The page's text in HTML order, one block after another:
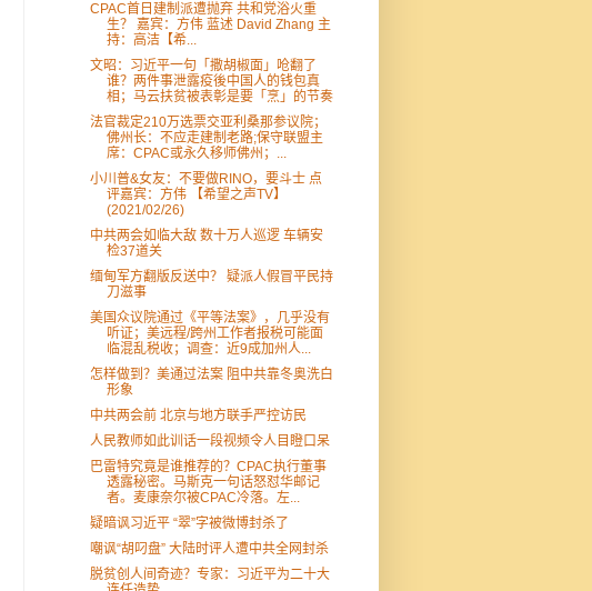
CPAC首日建制派遭抛弃 共和党浴火重
生？ 嘉宾：方伟 蓝述 David Zhang 主
持：高洁【希...
文昭：习近平一句「撒胡椒面」呛翻了
谁？两件事泄露疫後中国人的钱包真
相；马云扶贫被表彰是要「烹」的节奏
法官裁定210万选票交亚利桑那参议院；
佛州长：不应走建制老路;保守联盟主
席：CPAC或永久移师佛州；...
小川普&女友：不要做RINO，要斗士 点
评嘉宾：方伟 【希望之声TV】
(2021/02/26)
中共两会如临大敌 数十万人巡逻 车辆安
检37道关
缅甸军方翻版反送中？ 疑派人假冒平民持
刀滋事
美国众议院通过《平等法案》，几乎没有
听证；美远程/跨州工作者报税可能面
临混乱税收；调查：近9成加州人...
怎样做到？美通过法案 阻中共靠冬奥洗白
形象
中共两会前 北京与地方联手严控访民
人民教师如此训话一段视频令人目瞪口呆
巴雷特究竟是谁推荐的？CPAC执行董事
透露秘密。马斯克一句话怒怼华邮记
者。麦康奈尔被CPAC冷落。左...
疑暗讽习近平 “翠”字被微博封杀了
嘲讽“胡叼盘” 大陆时评人遭中共全网封杀
脱贫创人间奇迹？专家：习近平为二十大